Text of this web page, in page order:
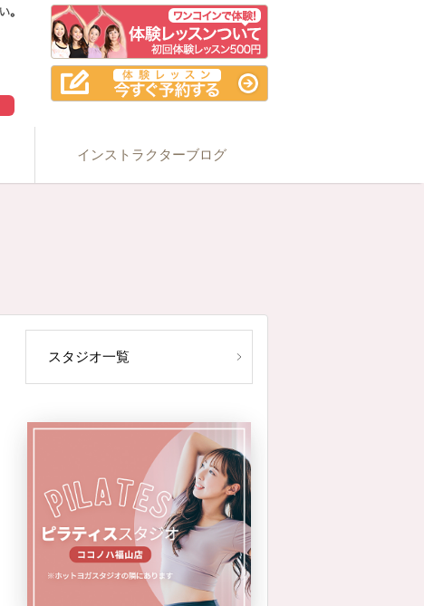
インストラクターブログ
スタジオ一覧